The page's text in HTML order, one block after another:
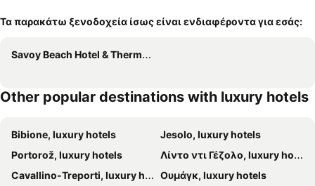
Τα παρακάτω ξενοδοχεία ίσως είναι ενδιαφέροντα για εσάς:
Savoy Beach Hotel & Thermal Spa
Other popular destinations with luxury hotels
Bibione, luxury hotels
Jesolo, luxury hotels
Portorož, luxury hotels
Λίντο ντι Γέζολο, luxury hotels
Cavallino-Treporti, luxury hotels
Ουμάγκ, luxury hotels